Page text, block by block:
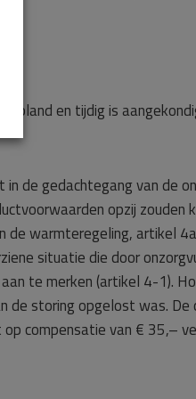
en tijdig is
de gedachtegang van de
opzij zouden
warmteregeling, artikel
situatie die door
te merken (artikel 4-1).
de storing opgelost was. De
compensatie van € 35,–